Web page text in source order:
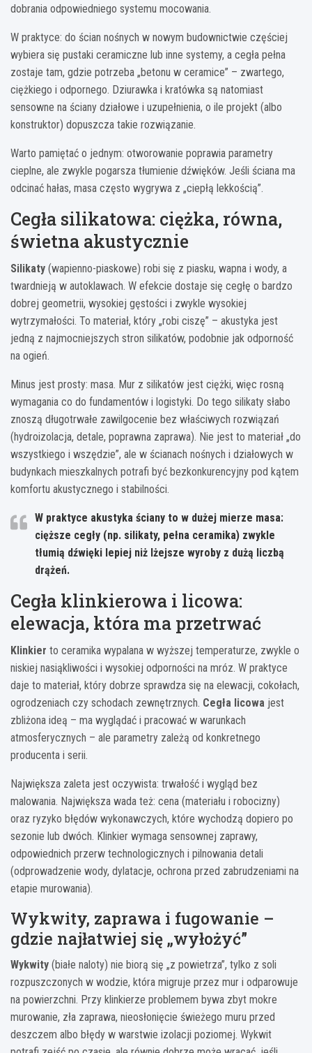
dobrania odpowiedniego systemu mocowania.
W praktyce: do ścian nośnych w nowym budownictwie częściej
wybiera się pustaki ceramiczne lub inne systemy, a cegła pełna
zostaje tam, gdzie potrzeba „betonu w ceramice” – zwartego,
ciężkiego i odpornego. Dziurawka i kratówka są natomiast
sensowne na ściany działowe i uzupełnienia, o ile projekt (albo
konstruktor) dopuszcza takie rozwiązanie.
Warto pamiętać o jednym: otworowanie poprawia parametry
cieplne, ale zwykle pogarsza tłumienie dźwięków. Jeśli ściana ma
odcinać hałas, masa często wygrywa z „ciepłą lekkością”.
Cegła silikatowa: ciężka, równa,
świetna akustycznie
Silikaty (wapienno-piaskowe) robi się z piasku, wapna i wody, a
twardnieją w autoklawach. W efekcie dostaje się cegłę o bardzo
dobrej geometrii, wysokiej gęstości i zwykle wysokiej
wytrzymałości. To materiał, który „robi ciszę” – akustyka jest
jedną z najmocniejszych stron silikatów, podobnie jak odporność
na ogień.
Minus jest prosty: masa. Mur z silikatów jest ciężki, więc rosną
wymagania co do fundamentów i logistyki. Do tego silikaty słabo
znoszą długotrwałe zawilgocenie bez właściwych rozwiązań
(hydroizolacja, detale, poprawna zaprawa). Nie jest to materiał „do
wszystkiego i wszędzie”, ale w ścianach nośnych i działowych w
budynkach mieszkalnych potrafi być bezkonkurencyjny pod kątem
komfortu akustycznego i stabilności.
W praktyce akustyka ściany to w dużej mierze masa:
cięższe cegły (np. silikaty, pełna ceramika) zwykle
tłumią dźwięki lepiej niż lżejsze wyroby z dużą liczbą
drążeń.
Cegła klinkierowa i licowa:
elewacja, która ma przetrwać
Klinkier to ceramika wypalana w wyższej temperaturze, zwykle o
niskiej nasiąkliwości i wysokiej odporności na mróz. W praktyce
daje to materiał, który dobrze sprawdza się na elewacji, cokołach,
ogrodzeniach czy schodach zewnętrznych. Cegła licowa jest
zbliżona ideą – ma wyglądać i pracować w warunkach
atmosferycznych – ale parametry zależą od konkretnego
producenta i serii.
Największa zaleta jest oczywista: trwałość i wygląd bez
malowania. Największa wada też: cena (materiału i robocizny)
oraz ryzyko błędów wykonawczych, które wychodzą dopiero po
sezonie lub dwóch. Klinkier wymaga sensownej zaprawy,
odpowiednich przerw technologicznych i pilnowania detali
(odprowadzenie wody, dylatacje, ochrona przed zabrudzeniami na
etapie murowania).
Wykwity, zaprawa i fugowanie –
gdzie najłatwiej się „wyłożyć”
Wykwity (białe naloty) nie biorą się „z powietrza”, tylko z soli
rozpuszczonych w wodzie, która migruje przez mur i odparowuje
na powierzchni. Przy klinkierze problemem bywa zbyt mokre
murowanie, zła zaprawa, nieosłonięcie świeżego muru przed
deszczem albo błędy w warstwie izolacji poziomej. Wykwit